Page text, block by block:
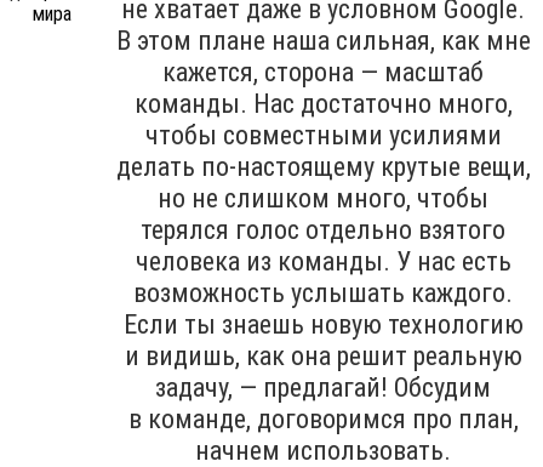
не хватает даже в условном Google.
В этом плане наша сильная, как мне
кажется, сторона — масштаб
команды. Нас достаточно много,
чтобы совместными усилиями
делать по-настоящему крутые вещи,
но не слишком много, чтобы
терялся голос отдельно взятого
человека из команды. У нас есть
возможность услышать каждого.
Если ты знаешь новую технологию
и видишь, как она решит реальную
задачу, — предлагай! Обсудим
в команде, договоримся про план,
начнем использовать.